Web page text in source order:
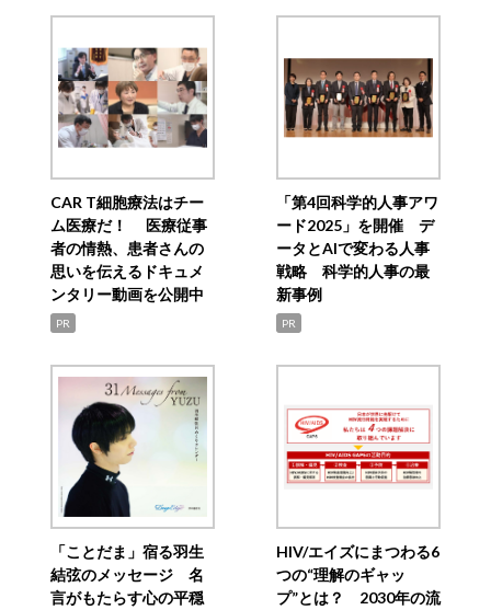
CAR T細胞療法はチー
ム医療だ！ 医療従事
者の情熱、患者さんの
思いを伝えるドキュメ
ンタリー動画を公開中
PR
「第4回科学的人事アワ
ード2025」を開催 デ
ータとAIで変わる人事
戦略 科学的人事の最
新事例
PR
「ことだま」宿る羽生
結弦のメッセージ 名
言がもたらす心の平穏
HIV/エイズにまつわる6
つの“理解のギャッ
プ”とは？ 2030年の流